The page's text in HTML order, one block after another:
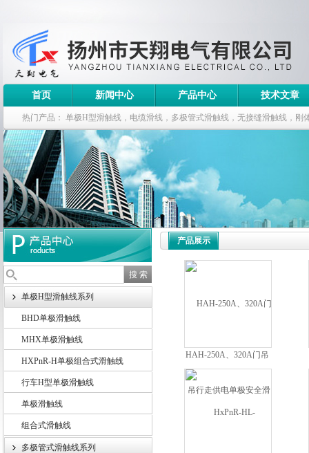
扬州市天翔电气有限公司
首页 新闻中心 产品中心 技术文章
热门产品： 单极H型滑触线，电缆滑线，多极管式滑触线，无接缝滑触线，刚
钢电缆滑车
单极H型滑触线系列
BHD单极滑触线
MHX单极滑触线
HXPnR-H单极组合式滑触线
行车H型单极滑触线
单极滑触线
组合式滑触线
多极管式滑触线系列
产品展示
HAH-250A、320A门吊
行走供电单极安全滑触